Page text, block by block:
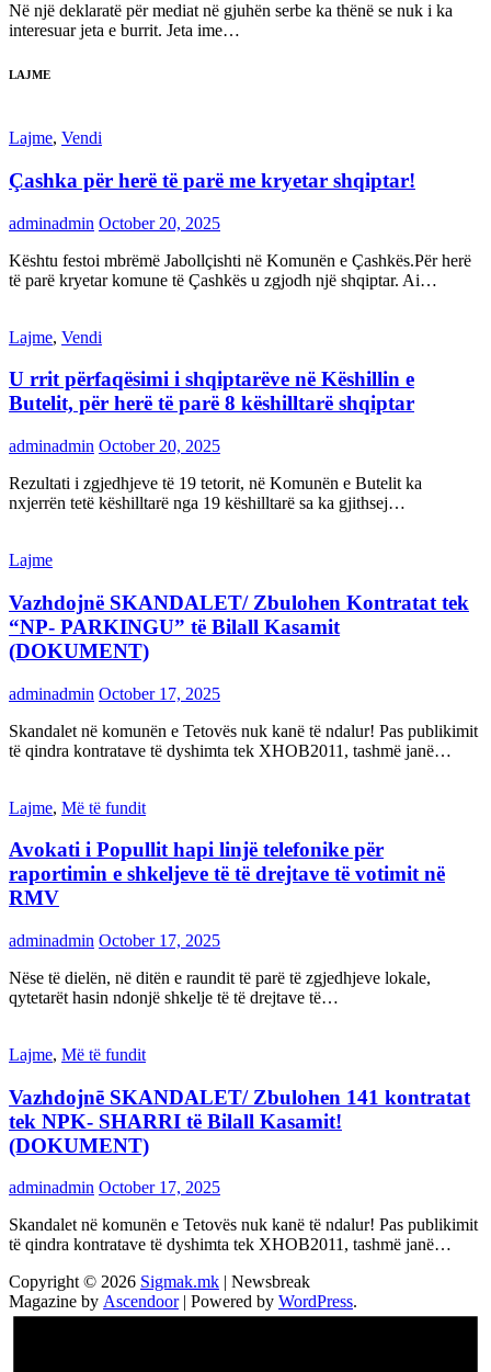
Në një deklaratë për mediat në gjuhën serbe ka thënë se nuk i ka
interesuar jeta e burrit. Jeta ime…
LAJME
Lajme, Vendi
Çashka për herë të parë me kryetar shqiptar!
adminadmin October 20, 2025
Kështu festoi mbrëmë Jabollçishti në Komunën e Çashkës.Për herë
të parë kryetar komune të Çashkës u zgjodh një shqiptar. Ai…
Lajme, Vendi
U rrit përfaqësimi i shqiptarëve në Këshillin e
Butelit, për herë të parë 8 këshilltarë shqiptar
adminadmin October 20, 2025
Rezultati i zgjedhjeve të 19 tetorit, në Komunën e Butelit ka
nxjerrën tetë këshilltarë nga 19 këshilltarë sa ka gjithsej…
Lajme
Vazhdojnë SKANDALET/ Zbulohen Kontratat tek
“NP- PARKINGU” të Bilall Kasamit
(DOKUMENT)
adminadmin October 17, 2025
Skandalet në komunën e Tetovës nuk kanë të ndalur! Pas publikimit
të qindra kontratave të dyshimta tek XHOB2011, tashmë janë…
Lajme, Më të fundit
Avokati i Popullit hapi linjë telefonike për
raportimin e shkeljeve të të drejtave të votimit në
RMV
adminadmin October 17, 2025
Nëse të dielën, në ditën e raundit të parë të zgjedhjeve lokale,
qytetarët hasin ndonjë shkelje të të drejtave të…
Lajme, Më të fundit
Vazhdojnē SKANDALET/ Zbulohen 141 kontratat
tek NPK- SHARRI të Bilall Kasamit!
(DOKUMENT)
adminadmin October 17, 2025
Skandalet në komunën e Tetovës nuk kanë të ndalur! Pas publikimit
të qindra kontratave të dyshimta tek XHOB2011, tashmë janë…
Copyright © 2026 Sigmak.mk | Newsbreak
Magazine by Ascendoor| Powered by WordPress.